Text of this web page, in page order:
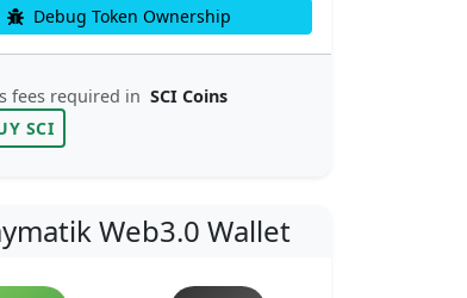
Debug Token Ownership
fees required in SCI Coins
SCI
Web3.0 Wallet